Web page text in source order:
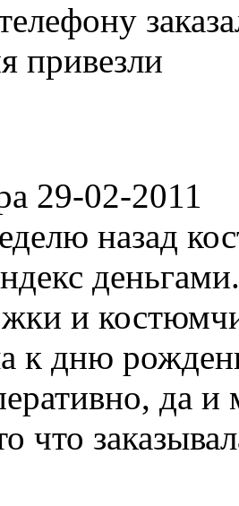
привезли
29-02-2011
назад
и
к дню
да и
что